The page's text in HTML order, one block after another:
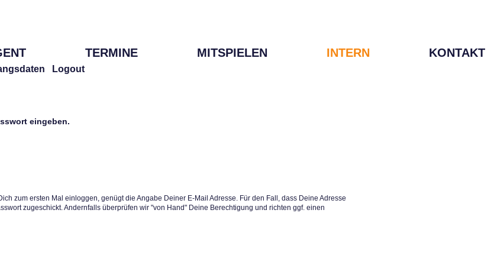
TERMINE MITSPIELEN INTERN KONTAKT
Logout
eingeben.
zum ersten Mal einloggen, genügt die Angabe Deiner E-Mail Adresse. Für den Fall, dass Deine Adresse
zugeschickt. Andernfalls überprüfen wir "von Hand" Deine Berechtigung und richten ggf. einen